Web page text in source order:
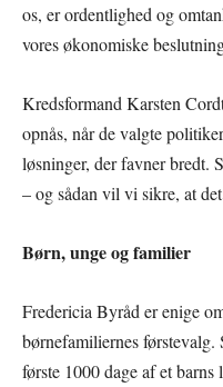
os, er ordentlighed og
vores økonomiske
Kredsformand Karsten
opnås, når de valgte
løsninger, der favner bredt.
– og sådan vil vi sikre, at
Børn, unge og familier
Fredericia Byråd er enige
børnefamiliernes
første 1000 dage af et